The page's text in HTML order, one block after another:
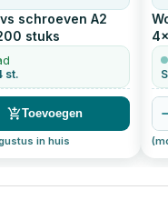
schroeven A2
stuks
st.
Toevoegen
in huis